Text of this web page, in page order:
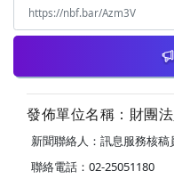
發佈單位名稱：財團
新聞聯絡人：訊息服務核稿
聯絡電話：02-25051180